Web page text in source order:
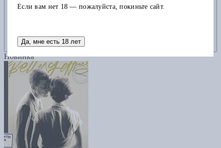
Новинка
Если вам нет 18 — пожалуйста, покиньте сайт.
Да, мне есть 18 лет